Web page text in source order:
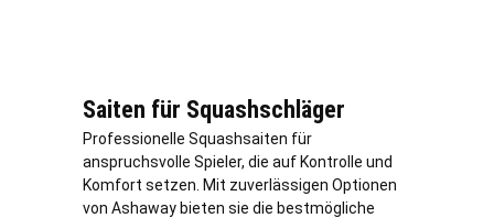
Saiten für Squashschläger
Professionelle Squashsaiten für
anspruchsvolle Spieler, die auf Kontrolle und
Komfort setzen. Mit zuverlässigen Optionen
von Ashaway bieten sie die bestmögliche